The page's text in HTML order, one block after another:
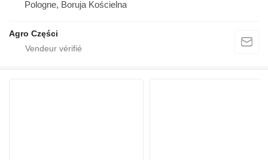
Pologne, Boruja Kościelna
Agro Części